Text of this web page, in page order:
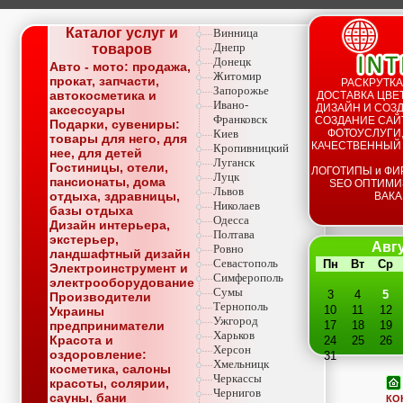
Каталог услуг и
товаров
Авто - мото: продажа,
прокат, запчасти,
автокосметика и
аксессуары
Подарки, сувениры:
товары для него, для
нее, для детей
Гостиницы, отели,
пансионаты, дома
отдыха, здравницы,
базы отдыха
Дизайн интерьера,
экстерьер,
ландшафтный дизайн
Электроинструмент и
электрооборудование
Производители
Украины
предприниматели
Красота и
оздоровление:
косметика, салоны
красоты, солярии,
сауны, бани
Винница
Днепр
Донецк
Житомир
Запорожье
Ивано-
Франковск
Киев
Кропивницкий
Луганск
Луцк
Львов
Николаев
Одесса
Полтава
Ровно
Севастополь
Симферополь
Сумы
Тернополь
Ужгород
Харьков
Херсон
Хмельницк
Черкассы
Чернигов
ДОСТАВКА
ДИЗАЙН И
СОЗДАНИЕ
ЛОГОТИПЫ и
SEO
Пн Вт Ср
3 4
5
10
11
12
17
18
19
24
25
26
31